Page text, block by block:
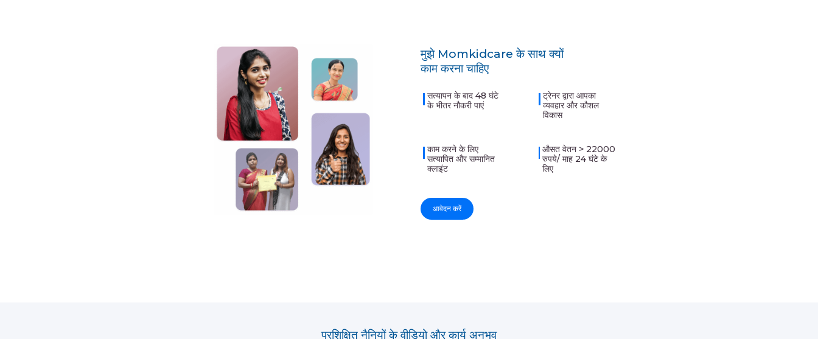
मुझे Momkidcare के साथ क्यों
काम करना चाहिए
सत्यापन के बाद 48 घंटे
के भीतर नौकरी पाएं
ट्रेनर द्वारा आपका
व्यवहार और कौशल
विकास
काम करने के लिए
सत्यापित और सम्मानित
क्लाइंट
औसत वेतन > 22000
रुपये/ माह 24 घंटे के
लिए
आवेदन करें
प्रशिक्षित नैनियों के वीडियो और कार्य अनुभव